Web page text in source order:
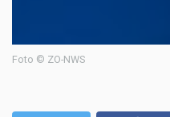
Foto © ZO-NWS